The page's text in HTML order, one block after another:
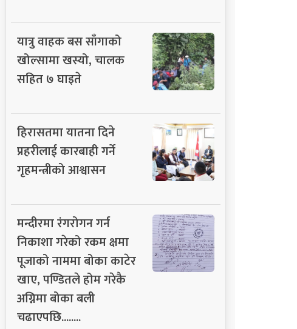
यात्रु वाहक बस साँगाको
खोल्सामा खस्यो, चालक
सहित ७ घाइते
हिरासतमा यातना दिने
प्रहरीलाई कारबाही गर्ने
गृहमन्त्रीको आश्वासन
मन्दीरमा रंगरोगन गर्न
निकाशा गरेको रकम क्षमा
पूजाको नाममा बोका काटेर
खाए, पण्डितले होम गरेकै
अग्निमा बोका बली
चढाएपछि........